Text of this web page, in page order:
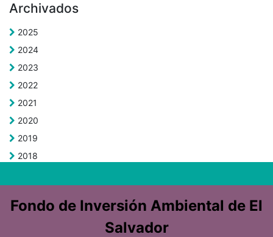
Archivados
2025
2024
2023
2022
2021
2020
2019
2018
Fondo de Inversión Ambiental de El
Salvador